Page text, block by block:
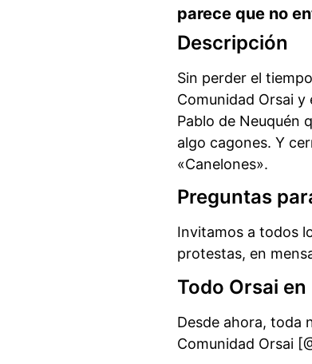
parece que no
Descripción
Sin perder el
Comunidad Orsai y
Pablo de Neuquén
algo cagones. Y
«Canelones».
Preguntas
Invitamos a todos
protestas, en
Todo Orsai
Desde ahora, toda
Comunidad Orsai